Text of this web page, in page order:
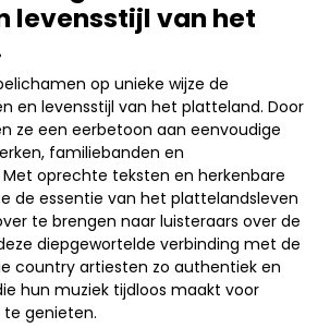
levensstijl van het
op unieke wijze de
en levensstijl van het platteland. Door
ze een eerbetoon aan eenvoudige
familiebanden en
oprechte teksten en herkenbare
de essentie van het plattelandsleven
te brengen naar luisteraars over de
diepgewortelde verbinding met de
country artiesten zo authentiek en
hun muziek tijdloos maakt voor
genieten.